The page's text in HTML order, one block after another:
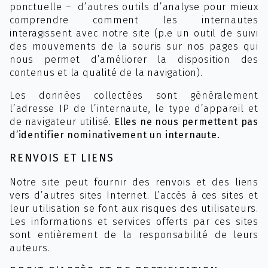
ponctuelle – d’autres outils d’analyse pour mieux
comprendre comment les internautes
interagissent avec notre site (p.e un outil de suivi
des mouvements de la souris sur nos pages qui
nous permet d’améliorer la disposition des
contenus et la qualité de la navigation).
Les données collectées sont généralement
l’adresse IP de l’internaute, le type d’appareil et
de navigateur utilisé. Elles ne nous permettent pas
d’identifier nominativement un internaute.
RENVOIS ET LIENS
Notre site peut fournir des renvois et des liens
vers d’autres sites Internet. L’accès à ces sites et
leur utilisation se font aux risques des utilisateurs.
Les informations et services offerts par ces sites
sont entièrement de la responsabilité de leurs
auteurs.